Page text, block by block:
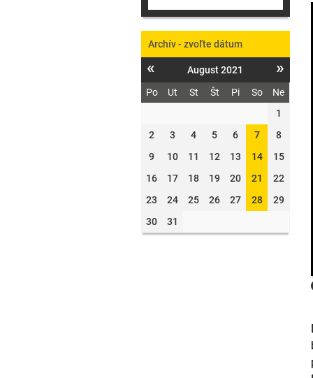
Archív - zvoľte dátum
« August 2021 »
Po Ut St Št Pi So
Ne
1
2
3 4 5 6 7
8
9
10 11 12 13 14
15
16
17 18 19 20 21
22
23
24 25 26 27 28
29
30
31